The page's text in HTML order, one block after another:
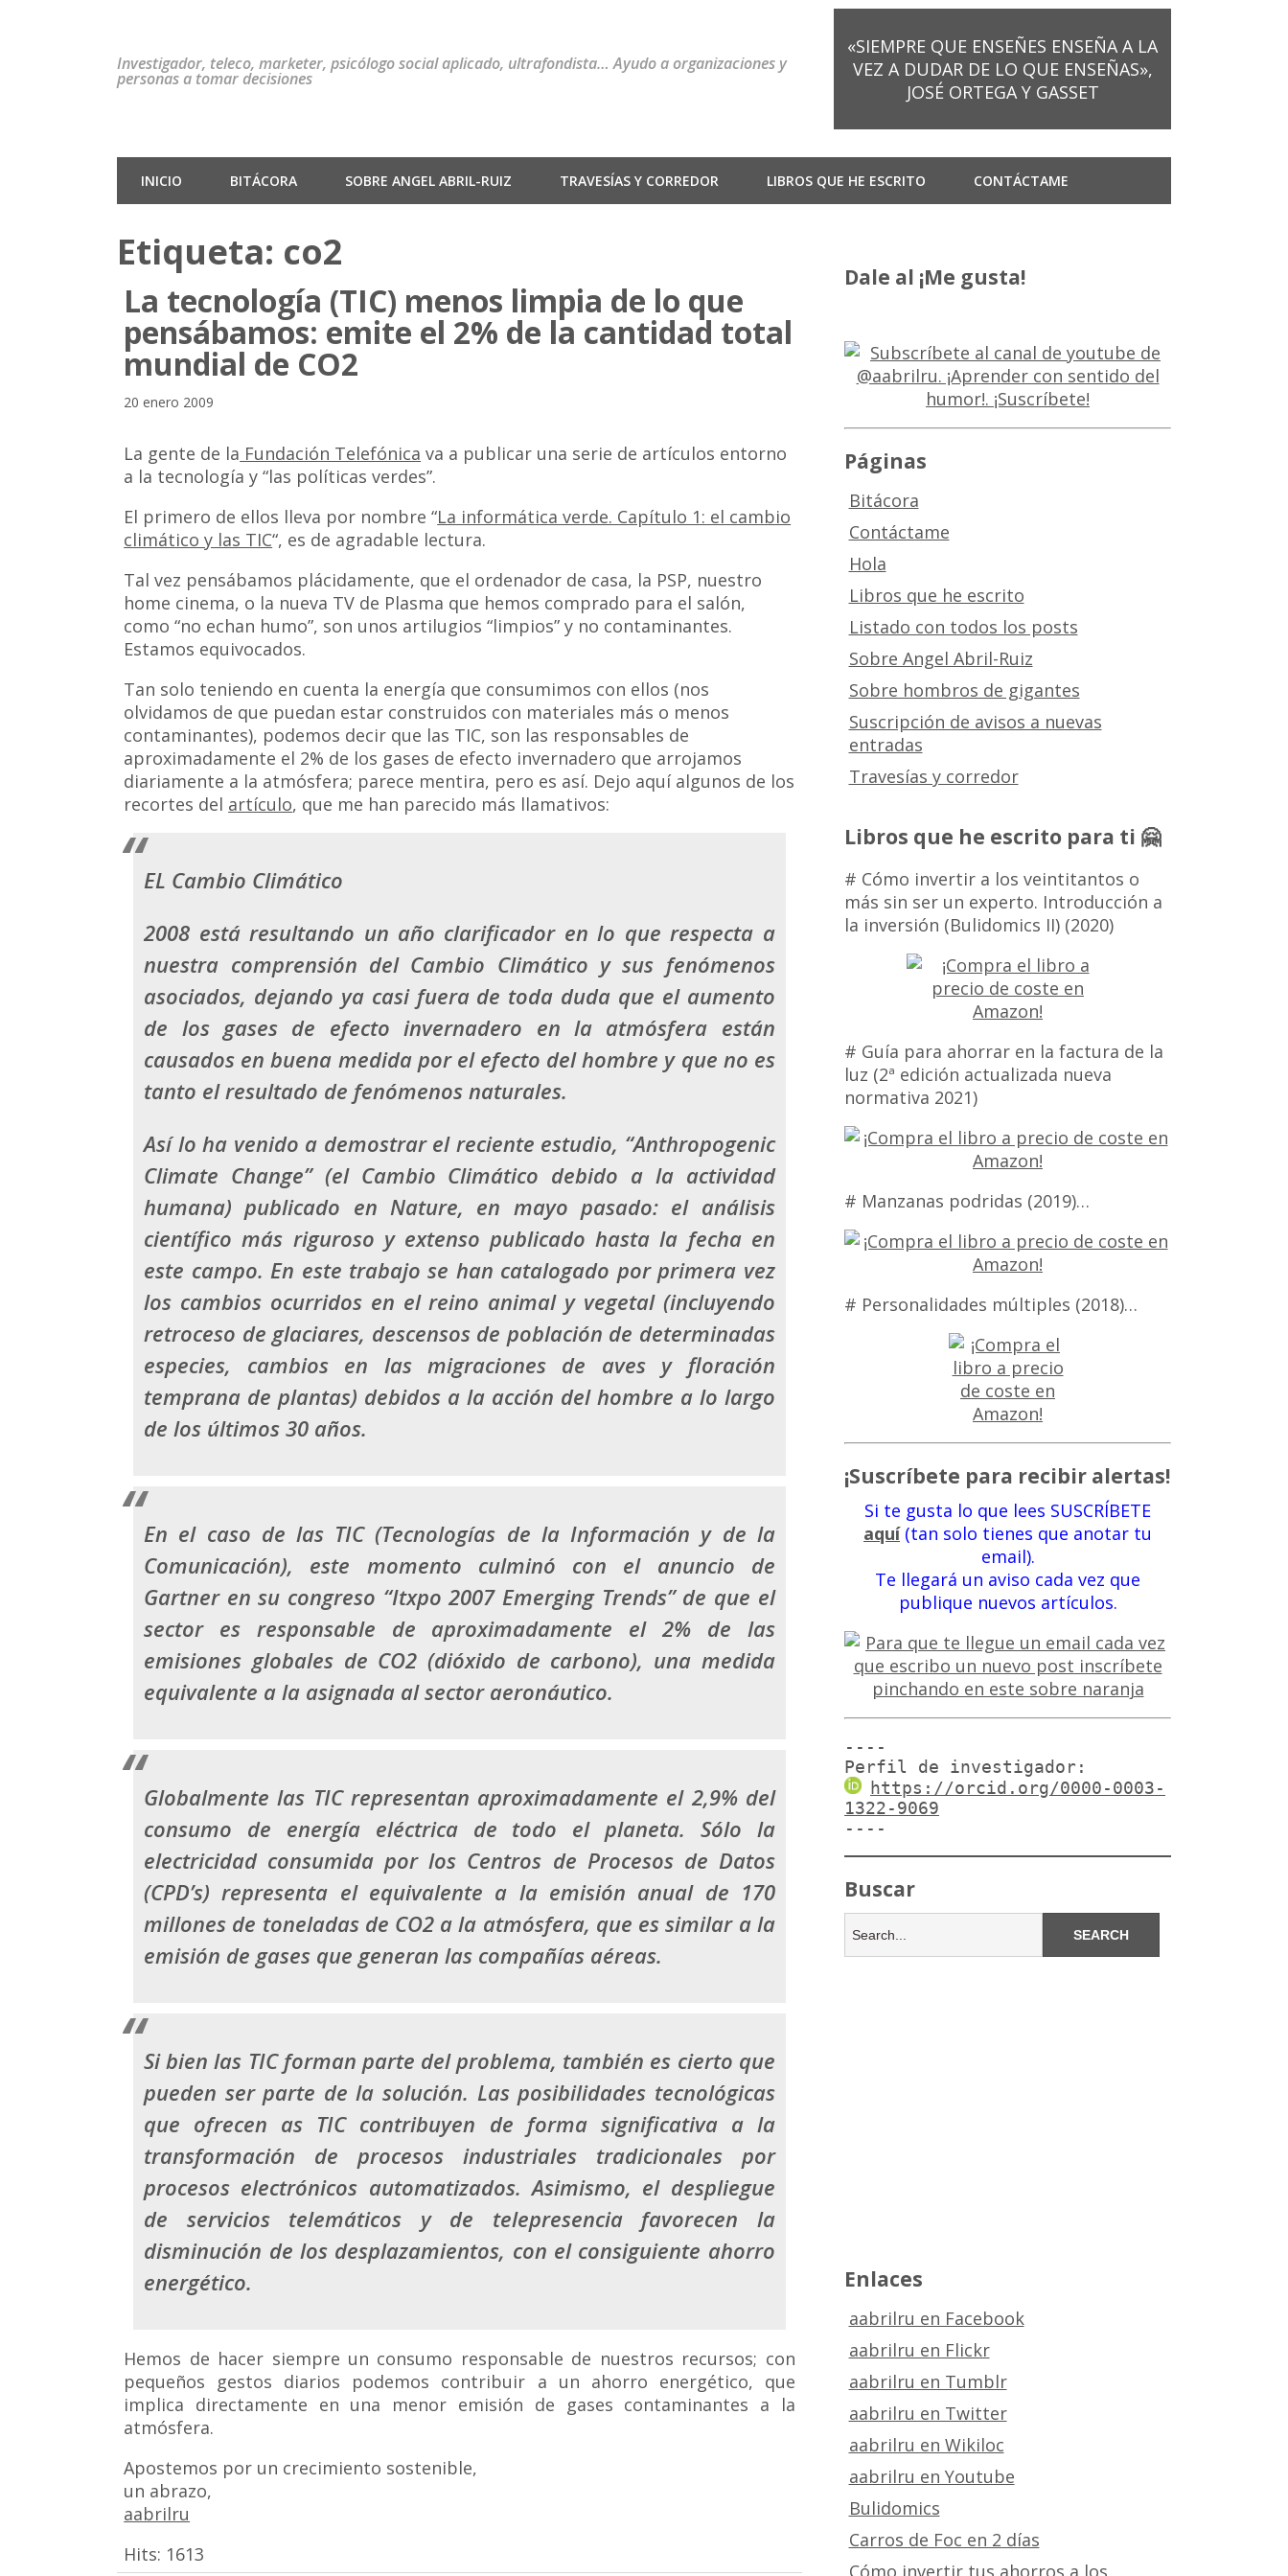
Investigador, teleco, marketer, psicólogo social aplicado, ultrafondista… Ayudo a organizaciones y
personas a tomar decisiones
«SIEMPRE QUE ENSEÑES ENSEÑA A LA
VEZ A DUDAR DE LO QUE ENSEÑAS»,
JOSÉ ORTEGA Y GASSET
INICIO BITÁCORA SOBRE ANGEL ABRIL-RUIZ TRAVESÍAS Y CORREDOR LIBROS QUE HE ESCRITO CONTÁCTAME
Etiqueta: co2
La tecnología (TIC) menos limpia de lo que
pensábamos: emite el 2% de la cantidad total
mundial de CO2
20 enero 2009
La gente de la Fundación Telefónica va a publicar una serie de artículos entorno
a la tecnología y “las políticas verdes”.
El primero de ellos lleva por nombre “La informática verde. Capítulo 1: el cambio
climático y las TIC“, es de agradable lectura.
Tal vez pensábamos plácidamente, que el ordenador de casa, la PSP, nuestro
home cinema, o la nueva TV de Plasma que hemos comprado para el salón,
como “no echan humo”, son unos artilugios “limpios” y no contaminantes.
Estamos equivocados.
Tan solo teniendo en cuenta la energía que consumimos con ellos (nos
olvidamos de que puedan estar construidos con materiales más o menos
contaminantes), podemos decir que las TIC, son las responsables de
aproximadamente el 2% de los gases de efecto invernadero que arrojamos
diariamente a la atmósfera; parece mentira, pero es así. Dejo aquí algunos de los
recortes del artículo, que me han parecido más llamativos:
EL Cambio Climático
2008 está resultando un año clarificador en lo que respecta a
nuestra comprensión del Cambio Climático y sus fenómenos
asociados, dejando ya casi fuera de toda duda que el aumento
de los gases de efecto invernadero en la atmósfera están
causados en buena medida por el efecto del hombre y que no es
tanto el resultado de fenómenos naturales.
Así lo ha venido a demostrar el reciente estudio, “Anthropogenic
Climate Change” (el Cambio Climático debido a la actividad
humana) publicado en Nature, en mayo pasado: el análisis
científico más riguroso y extenso publicado hasta la fecha en
este campo. En este trabajo se han catalogado por primera vez
los cambios ocurridos en el reino animal y vegetal (incluyendo
retroceso de glaciares, descensos de población de determinadas
especies, cambios en las migraciones de aves y floración
temprana de plantas) debidos a la acción del hombre a lo largo
de los últimos 30 años.
En el caso de las TIC (Tecnologías de la Información y de la
Comunicación), este momento culminó con el anuncio de
Gartneren su congreso “Itxpo 2007 Emerging Trends” de que el
sector es responsable de aproximadamente el 2% de las
emisiones globales de CO2 (dióxido de carbono), una medida
equivalente a la asignada al sector aeronáutico.
Globalmente las TIC representan aproximadamente el 2,9% del
consumo de energía eléctrica de todo el planeta. Sólo la
electricidad consumida por los Centros de Procesos de Datos
(CPD’s) representa el equivalente a la emisión anual de 170
millones de toneladas de CO2 a la atmósfera, que es similar a la
emisión de gases que generan las compañías aéreas.
Si bien las TIC forman parte del problema, también es cierto que
pueden ser parte de la solución. Las posibilidades tecnológicas
que ofrecen as TIC contribuyen de forma significativa a la
transformación de procesos industriales tradicionales por
procesos electrónicos automatizados. Asimismo, el despliegue
de servicios telemáticos y de telepresencia favorecen la
disminución de los desplazamientos, con el consiguiente ahorro
energético.
Hemos de hacer siempre un consumo responsable de nuestros recursos; con
pequeños gestos diarios podemos contribuir a un ahorro energético, que
implica directamente en una menor emisión de gases contaminantes a la
atmósfera.
Apostemos por un crecimiento sostenible,
un abrazo,
aabrilru
Hits: 1613
Dale al ¡Me gusta!
Páginas
Bitácora
Contáctame
Hola
Libros que he escrito
Listado con todos los posts
Sobre Angel Abril-Ruiz
Sobre hombros de gigantes
Suscripción de avisos a nuevas
entradas
Travesías y corredor
Libros que he escrito para ti 🤗
# Cómo invertir a los veintitantos o
más sin ser un experto. Introducción a
la inversión (Bulidomics II) (2020)
# Guía para ahorrar en la factura de la
luz (2ª edición actualizada nueva
normativa 2021)
# Manzanas podridas (2019)…
# Personalidades múltiples (2018)…
¡Suscríbete para recibir alertas!
Si te gusta lo que lees SUSCRÍBETE
aquí(tan solo tienes que anotar tu
email).
Te llegará un aviso cada vez que
publique nuevos artículos.
----
Perfil de investigador:
https://orcid.org/0000-0003-
1322-9069
----
Buscar
Enlaces
aabrilru en Facebook
aabrilru en Flickr
aabrilru en Tumblr
aabrilru en Twitter
aabrilru en Wikiloc
aabrilru en Youtube
Bulidomics
Carros de Foc en 2 días
Cómo invertir tus ahorros a los